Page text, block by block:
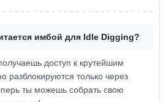
имбой для Idle Digging?
доступ к крутейшим
разблокируются только через
ты можешь собрать свою